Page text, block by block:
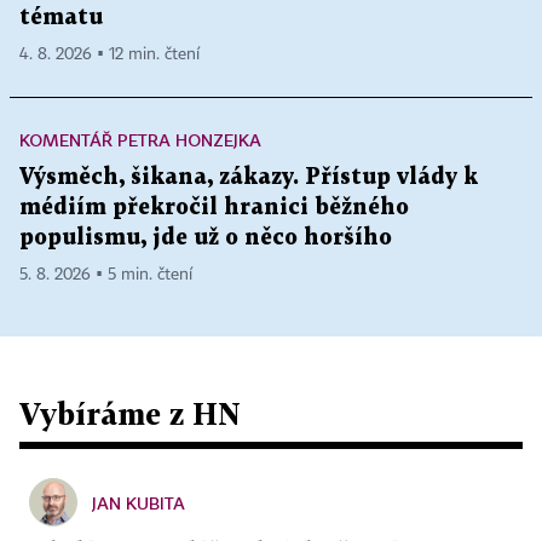
tématu
4. 8. 2026 ▪ 12 min. čtení
KOMENTÁŘ PETRA HONZEJKA
Výsměch, šikana, zákazy. Přístup vlády k
médiím překročil hranici běžného
populismu, jde už o něco horšího
5. 8. 2026 ▪ 5 min. čtení
Vybíráme z HN
JAN KUBITA